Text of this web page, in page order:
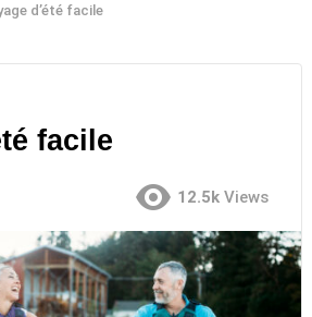
d’été facile
facile
12.5k Views